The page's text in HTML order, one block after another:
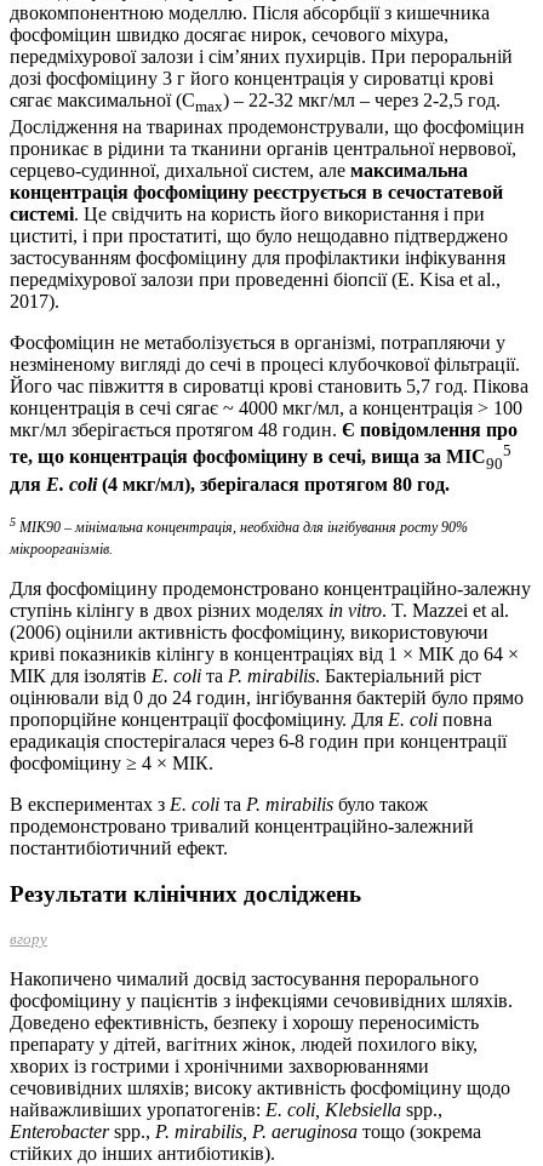
двокомпонентною моделлю. Після абсорбції з кишечника
фосфоміцин швидко досягає нирок, сечового міхура,
передміхурової залози і сім’яних пухирців. При пероральній
дозі фосфоміцину 3 г його концентрація у сироватці крові
сягає максимальної (Сmax) – 22-32 мкг/мл – через 2-2,5 год.
Дослідження на тваринах продемонстрували, що фосфоміцин
проникає в рідини та тканини органів центральної нервової,
серцево-судинної, дихальної систем, але максимальна
концентрація фосфоміцину реєструється в сечостатевой
системі. Це свідчить на користь його використання і при
циститі, і при простатиті, що було нещодавно підтверджено
застосуванням фосфоміцину для профілактики інфікування
передміхурової залози при проведенні біопсії (E. Kisa et al.,
2017).
Фосфоміцин не метаболізується в організмі, потрапляючи у
незміненому вигляді до сечі в процесі клубочкової фільтрації.
Його час півжиття в сироватці крові становить 5,7 год. Пікова
концентрація в сечі сягає ~ 4000 мкг/мл, а концентрація > 100
мкг/мл зберігається протягом 48 годин. Є повідомлення про
те, що концентрація фосфоміцину в сечі, вища за MIC90
5
для E. coli(4 мкг/мл), зберігалася протягом 80 год.
5 МІК90 – мінімальна концентрація, необхідна для інгібування росту 90%
мікроорганізмів.
Для фосфоміцину продемонстровано концентраційно-залежну
ступінь кілінгу в двох різних моделях in vitro. T. Mazzei et al.
(2006) оцінили активність фосфоміцину, використовуючи
криві показників кілінгу в концентраціях від 1 × MIК до 64 ×
MIК для ізолятів E. coli та P. mirabilis. Бактеріальний ріст
оцінювали від 0 до 24 годин, інгібування бактерій було прямо
пропорційне концентрації фосфоміцину. Для E. coli повна
ерадикація спостерігалася через 6-8 годин при концентрації
фосфоміцину ≥ 4 × MIК.
В експериментах з E. coli та P. mirabilis було також
продемонстровано тривалий концентраційно-залежний
постантибіотичний ефект.
Результати клінічних досліджень
вгору
Накопичено чималий досвід застосування перорального
фосфоміцину у пацієнтів з інфекціями сечовивідних шляхів.
Доведено ефективність, безпеку і хорошу переносимість
препарату у дітей, вагітних жінок, людей похилого віку,
хворих із гострими і хронічними захворюваннями
сечовивідних шляхів; високу активність фосфоміцину щодо
найважливіших уропатогенів: Е. coli, Klebsiella spp.,
Enterobacterspp., P. mirabilis, P. aeruginosa тощо (зокрема
стійких до інших антибіотиків).